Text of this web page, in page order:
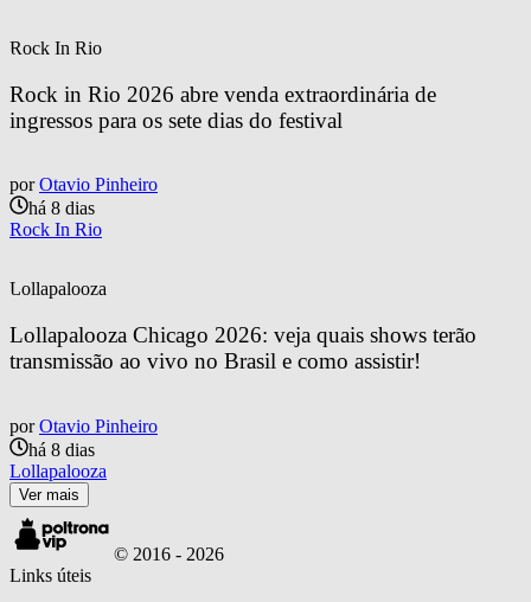
Rock In Rio
Rock in Rio 2026 abre venda extraordinária de
ingressos para os sete dias do festival
por Otavio Pinheiro
há 8 dias
Rock In Rio
Lollapalooza
Lollapalooza Chicago 2026: veja quais shows terão
transmissão ao vivo no Brasil e como assistir!
por Otavio Pinheiro
há 8 dias
Lollapalooza
Ver mais
© 2016 - 2026
Links úteis